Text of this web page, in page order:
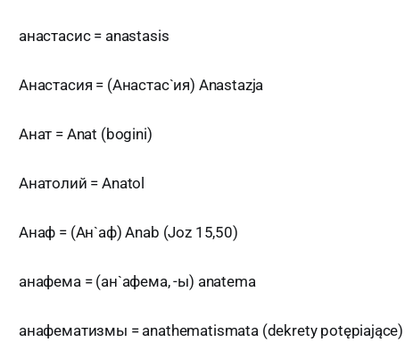
анастасис = anastasis
Анастасия = (Анастас`ия) Anastazja
Анат = Anat (bogini)
Анатолий = Anatol
Анаф = (Ан`аф) Anab (Joz 15,50)
анафема = (ан`афема, -ы) anatema
анафематизмы = anathematismata (dekrety potępiające)